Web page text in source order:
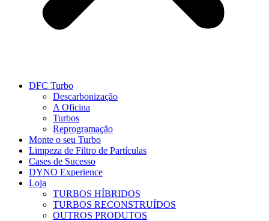
DFC Turbo
Descarbonização
A Oficina
Turbos
Reprogramação
Monte o seu Turbo
Limpeza de Filtro de Partículas
Cases de Sucesso
DYNO Experience
Loja
TURBOS HÍBRIDOS
TURBOS RECONSTRUÍDOS
OUTROS PRODUTOS